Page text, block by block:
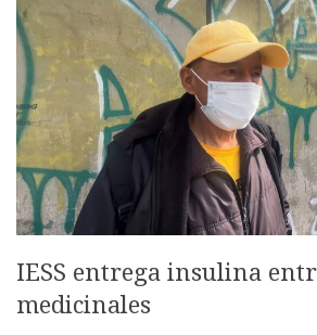
IESS entrega insulina
medicinales